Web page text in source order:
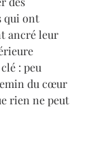
qui ont
ancré leur
: peu
du cœur
rien ne peut